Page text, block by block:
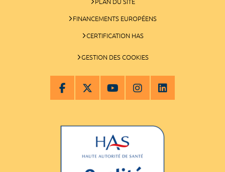
PLAN DU SITE
FINANCEMENTS EUROPÉENS
CERTIFICATION HAS
GESTION DES COOKIES